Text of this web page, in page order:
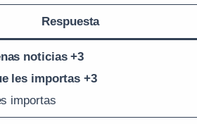
Respuesta
noticias +3
les importas +3
importas